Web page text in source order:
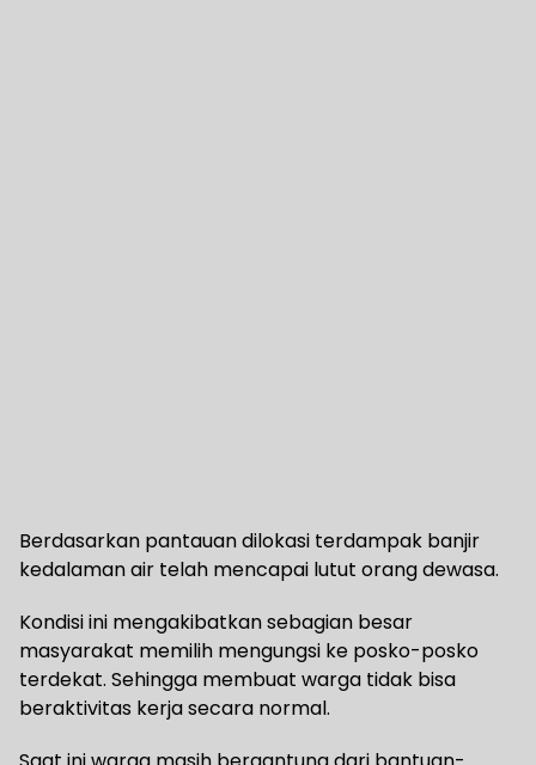
Berdasarkan pantauan dilokasi terdampak banjir
kedalaman air telah mencapai lutut orang dewasa.
Kondisi ini mengakibatkan sebagian besar
masyarakat memilih mengungsi ke posko-posko
terdekat. Sehingga membuat warga tidak bisa
beraktivitas kerja secara normal.